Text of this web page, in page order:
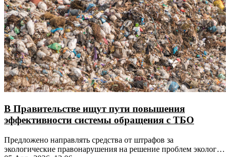
В Правительстве ищут пути повышения
эффективности системы обращения с ТБО
Предложено направлять средства от штрафов за
экологические правонарушения на решение проблем экологии